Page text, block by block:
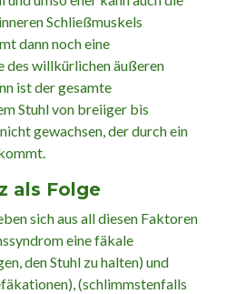
Schließmuskels
dann noch eine
des willkürlichen äußeren
ist der gesamte
Stuhl von breiiger bis
gewachsen, der durch ein
als Folge
sich aus all diesen Faktoren
eine fäkale
den Stuhl zu halten) und
(schlimmstenfalls